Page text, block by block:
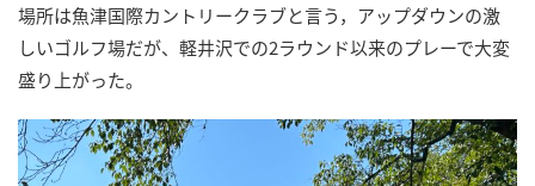
場所は魚津国際カントリークラブと言う，アップダウンの激
しいゴルフ場だが、軽井沢での2ラウンド以来のプレーで大変
盛り上がった。